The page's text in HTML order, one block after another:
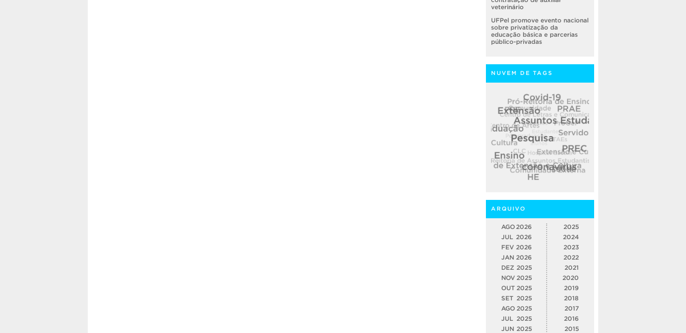
veterinário
UFPel promove evento nacional
sobre privatização da
educação básica e parcerias
público-privadas
NUVEM DE TAGS
ARQUIVO
AGO 2026
JUL 2026
FEV 2026
JAN 2026
DEZ 2025
NOV 2025
OUT 2025
SET 2025
AGO 2025
JUL
2025
JUN 2025
2025
2024
2023
2022
2021
2020
2019
2018
2017
2016
2015